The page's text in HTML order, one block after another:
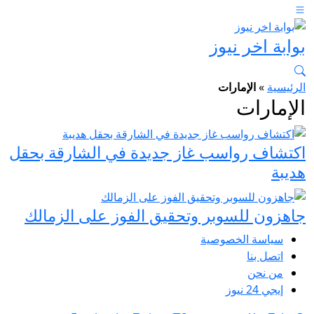
بوابة اخر نيوز
الرئيسية »الإمارات
الإمارات
اكتشاف رواسب غاز جديدة في الشارقة بحقل
هديبة
جاهزون للسوبر وتحقيق الفوز على الزمالك
سياسة الخصوصية
اتصل بنا
من نحن
إيجي 24 نيوز